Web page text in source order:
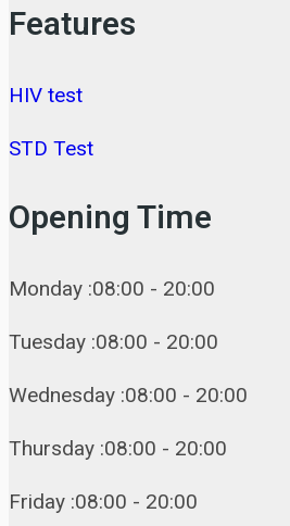
Features
HIV test
STD Test
Opening Time
Monday :08:00 - 20:00
Tuesday :08:00 - 20:00
Wednesday :08:00 - 20:00
Thursday :08:00 - 20:00
Friday :08:00 - 20:00